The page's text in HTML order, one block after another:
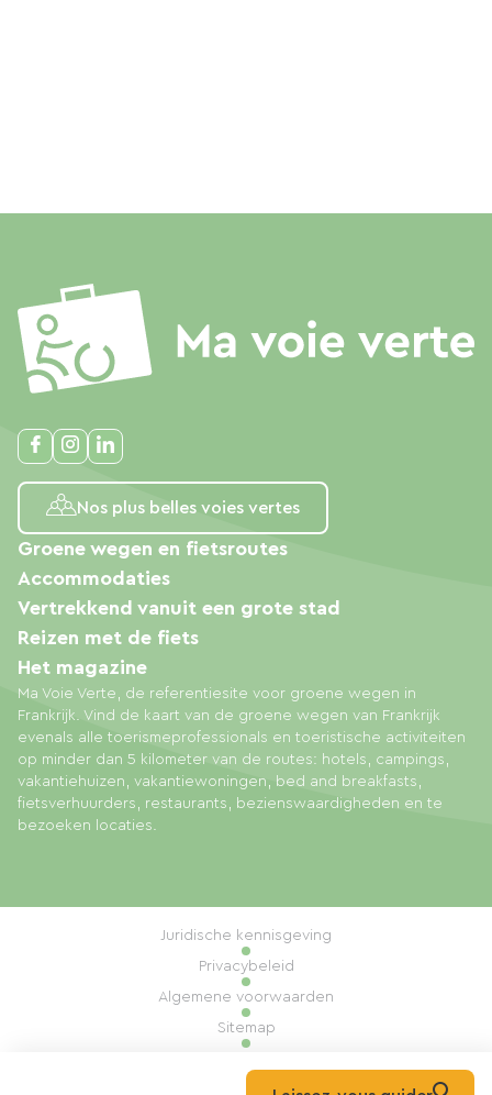
Nos plus belles voies vertes
Ma Voie Verte, de referentiesite voor groene wegen in
Frankrijk. Vind de kaart van de groene wegen van Frankrijk
evenals alle toerismeprofessionals en toeristische activiteiten
op minder dan 5 kilometer van de routes: hotels, campings,
vakantiehuizen, vakantiewoningen, bed and breakfasts,
fietsverhuurders, restaurants, bezienswaardigheden en te
bezoeken locaties.
Groene wegen en fietsroutes
Accommodaties
Vertrekkend vanuit een grote stad
Reizen met de fiets
Het magazine
Juridische kennisgeving
Privacybeleid
Algemene voorwaarden
Sitemap
Realisatie: Mill, Privas